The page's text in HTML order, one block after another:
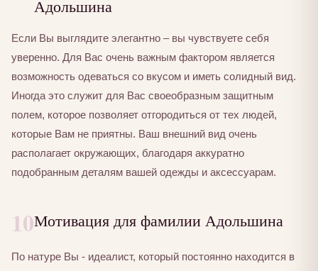
Адольшина
Если Вы выглядите элегантно – вы чувствуете себя
уверенно. Для Вас очень важным фактором является
возможность одеваться со вкусом и иметь солидный вид.
Иногда это служит для Вас своеобразным защитным
полем, которое позволяет отгородиться от тех людей,
которые Вам не приятны. Ваш внешний вид очень
располагает окружающих, благодаря аккуратно
подобранным деталям вашей одежды и аксессуарам.
10Мотивация для фамилии Адольшина
По натуре Вы - идеалист, который постоянно находится в